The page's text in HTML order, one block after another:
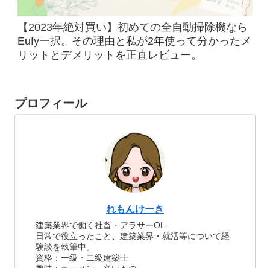
【2023年絶対買い】初めての全自動掃除機なら
Eufy一択。その理由と私が2年使って分かったメ
リットとデメリットを正直レビュー。
プロフィール
れもんけーき
建築業界で働く社畜・アラサーOL
日常で役立ったこと、建築業界・就活等について経
験談を執筆中。
資格：一級・二級建築士